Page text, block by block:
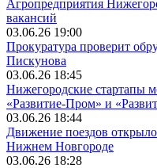
Агропредприятия
вакансий
03.06.26 19:00
Прокуратура проверит
Пискунова
03.06.26 18:45
Нижегородские стартапы
«Развитие-Пром» и
03.06.26 18:44
Движение поездов
Нижнем Новгороде
03.06.26 18:28